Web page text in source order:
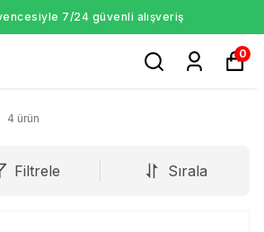
7/24 güvenli alışveriş
0
4 ürün
Filtrele Sırala